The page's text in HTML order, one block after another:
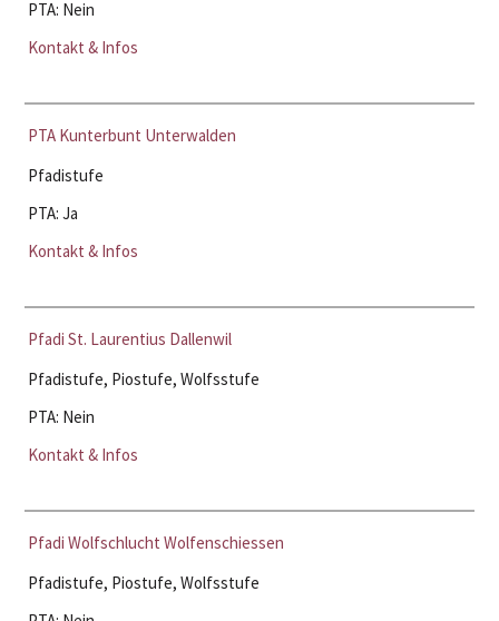
PTA: Nein
Kontakt & Infos
PTA Kunterbunt Unterwalden
Pfadistufe
PTA: Ja
Kontakt & Infos
Pfadi St. Laurentius Dallenwil
Pfadistufe, Piostufe, Wolfsstufe
PTA: Nein
Kontakt & Infos
Pfadi Wolfschlucht Wolfenschiessen
Pfadistufe, Piostufe, Wolfsstufe